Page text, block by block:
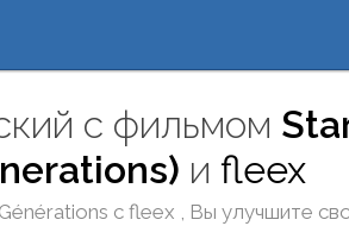
с фильмом
иfleex
сfleex , Вы улучшите